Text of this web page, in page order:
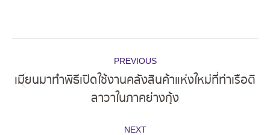
navigation
PREVIOUS
post:
เมียนมาทำพิธีเปิดใช้งานคลังสินค้าแห่งใหม่ที่ท่าเรือติ
ลาวาในภาคย่างกุ้ง
NEXT